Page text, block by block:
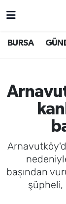
BURSA
başından
şüpheli,
ÖZEL
BİLİM
SPOR
Hava
TFF
Tüm
Haber